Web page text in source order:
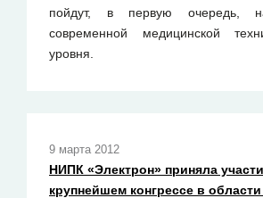
пойдут, в первую очередь,
современной медицинской
уровня.
9 марта 2012
НИПК «Электрон» приняла
крупнейшем конгрессе в